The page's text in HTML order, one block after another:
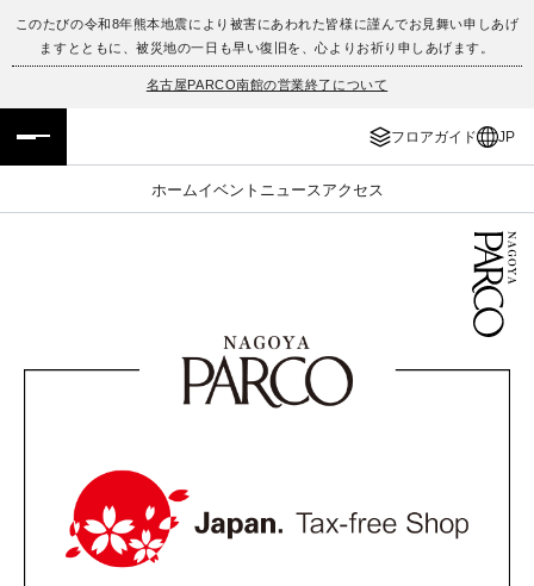
このたびの令和8年熊本地震により被害にあわれた皆様に謹んでお見舞い申しあげ
ますとともに、被災地の一日も早い復旧を、心よりお祈り申しあげます。
名古屋PARCO南館の営業終了について
フロアガイド JP
ホームイベント ニュース アクセス
フロアガイド
イベント・ポップアップ
JP
ENGLISH